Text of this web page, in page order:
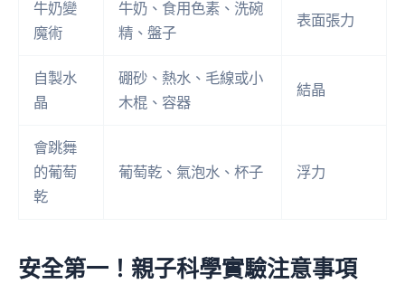
牛奶變
魔術
牛奶、食用色素、洗碗
精、盤子
表面張力
自製水
晶
硼砂、熱水、毛線或小
木棍、容器
結晶
會跳舞
的葡萄
乾
葡萄乾、氣泡水、杯子 浮力
安全第一！親子科學實驗注意事項